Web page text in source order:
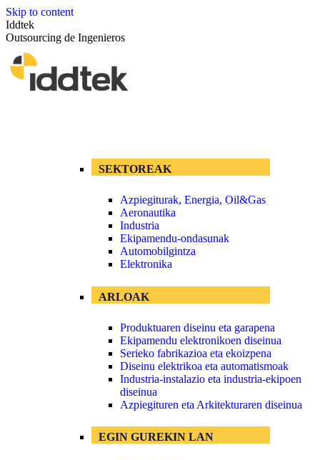
Skip to content
Iddtek
Outsourcing de Ingenieros
SEKTOREAK
Azpiegiturak, Energia, Oil&Gas
Aeronautika
Industria
Ekipamendu-ondasunak
Automobilgintza
Elektronika
ARLOAK
Produktuaren diseinu eta garapena
Ekipamendu elektronikoen diseinua
Serieko fabrikazioa eta ekoizpena
Diseinu elektrikoa eta automatismoak
Industria-instalazio eta industria-ekipoen
diseinua
Azpiegituren eta Arkitekturaren diseinua
EGIN GUREKIN LAN